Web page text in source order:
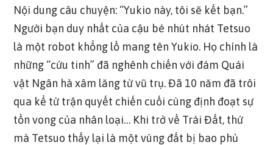
Nội dung câu chuyện: “Yukio này, tôi sẽ kết bạn.”
Người bạn duy nhất của cậu bé nhút nhát Tetsuo
là một robot khổng lồ mang tên Yukio. Họ chính là
những “cứu tinh” đã nghênh chiến với đám Quái
vật Ngân hà xâm lăng từ vũ trụ. Đã 10 năm đã trôi
qua kể từ trận quyết chiến cuối cùng định đoạt sự
tồn vong của nhân loại… Khi trở về Trái Đất, thứ
mà Tetsuo thấy lại là một vùng đất bị bao phủ